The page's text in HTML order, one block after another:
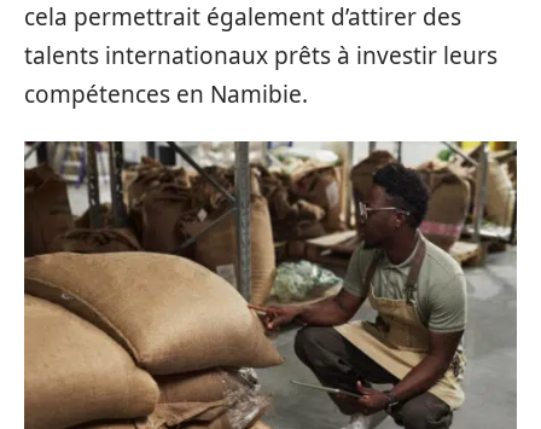
cela permettrait également d’attirer des
talents internationaux prêts à investir leurs
compétences en Namibie.